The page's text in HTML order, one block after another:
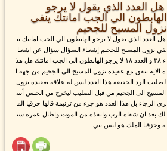
هل العدد الذي يقول لا يرجو
الهابطون الي الجب امانتك ينفي
نزول المسيح للجحيم
هل العدد الذي يقول لا يرجو الهابطون الي الجب امانتك ين
في نزول المسيح للجحيم إشعياء السؤال سؤال عن اشعيا
ء ٣٨ و العدد ١٨ لا يرجو الهابطون الي الجب امانتك هل هذ
ه الايه تتفق مع عقيده نزول المسيح الي الجحيم من جهه ا
لصليب الرد الحقيقة هذا العدد ليس له علاقة بعقيدة نزول
المسيح الى الجحيم من قبل الصليب ليخرج من الحبس أس
ري الرجاء بل هذا العدد هو جزء من ترنيمة قالها حزقيا الم
لك بعد ان شفاه الرب وانقذه من الموت واطال عمره سن
ة وحزقيا الملك هو ليس نبي...